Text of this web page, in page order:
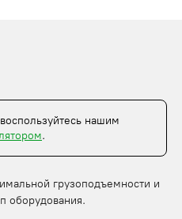
нашим
.
грузоподъемности и
оборудования.